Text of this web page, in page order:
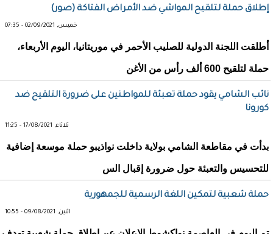
إطلاق حملة لتلقيح المواشي ضد الأمراض الفتاكة (صور)
خميس, 02/09/2021 - 07:35
أطلقت اللجنة الدولية للصليب الأحمر في موريتانيا، اليوم الأربعاء،
حملة لتلقيح 600 ألف رأس من الأغن
نائب الشامي يقود حملة تعبئة للمواطنين على ضرورة التلقيح ضد
كورونا
ثلاثاء, 17/08/2021 - 11:25
بدأت في مقاطعة الشامي بولاية داخلت نواذيبو حملة موسعة إضافية
للتحسيس والتعبئة حول ضرورة إقبال الس
حملة شعبية لتمكين اللغة الرسمية للجمهورية
اثنين, 09/08/2021 - 10:55